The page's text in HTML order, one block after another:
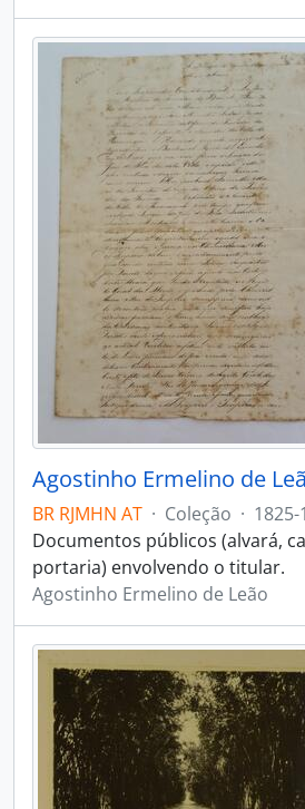
Agostinho Ermelino de
BR RJMHN AT · Coleção · 1825-
Documentos públicos (alvará,
portaria) envolvendo o titular.
Agostinho Ermelino de Leão